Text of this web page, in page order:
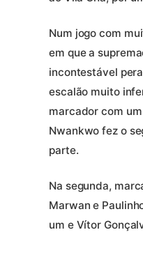
Num jogo com
em que a
incontestável
escalão muito
marcador com
Nwankwo fez o
parte.
Na segunda,
Marwan e
um e Vítor